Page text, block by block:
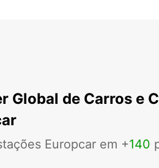
Global de Carros e
Europcar em +140